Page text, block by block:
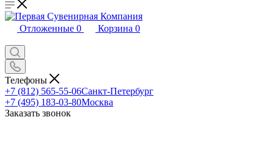
Отложенные 0 Корзина 0
Телефоны
+7 (812) 565-55-06Санкт-Петербург
+7 (495) 183-03-80Москва
Заказать звонок